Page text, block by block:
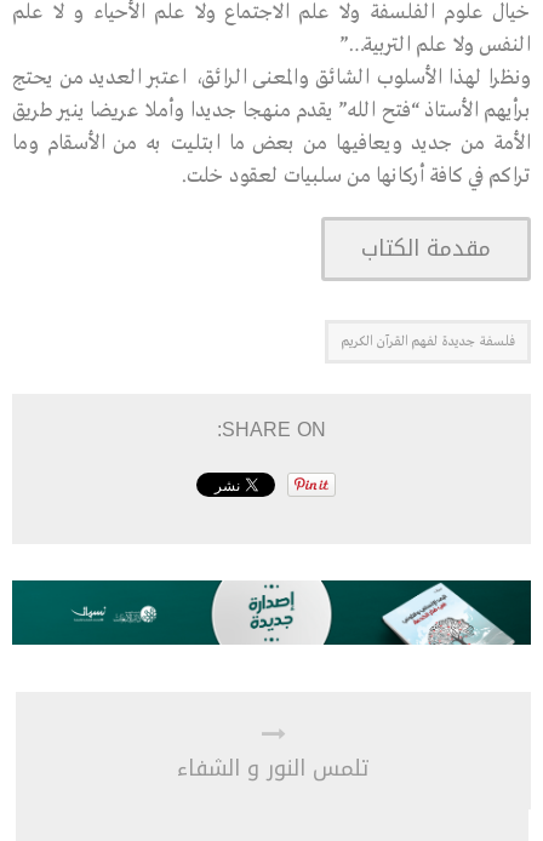
خيال علوم الفلسفة ولا علم الاجتماع ولا علم الأحياء و لا علم
النفس ولا علم التربية…”
ونظرا لهذا الأسلوب الشائق والمعنى الرائق، اعتبر العديد من يحتج
برأيهم الأستاذ “فتح الله” يقدم منهجا جديدا وأملا عريضا ينير طريق
الأمة من جديد ويعافيها من بعض ما ابتليت به من الأسقام وما
تراكم في كافة أركانها من سلبيات لعقود خلت.
مقدمة الكتاب
فلسفة جديدة لفهم القرآن الكريم
SHARE ON:
تلمس النور و الشفاء